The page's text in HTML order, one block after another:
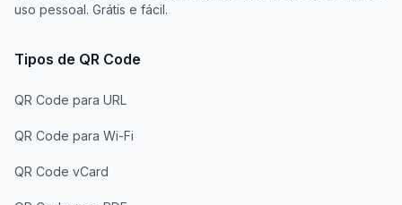
uso pessoal. Grátis e fácil.
Tipos de QR Code
QR Code para URL
QR Code para Wi-Fi
QR Code vCard